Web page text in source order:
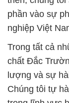
cả hai bên.
# Địa chỉ
Dạng Bột _
Trung Quốc
# Đơn vị
Dạng Bột _
Trung Quốc